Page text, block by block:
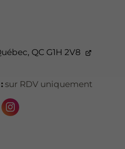
QC G1H 2V8
sur RDV uniquement